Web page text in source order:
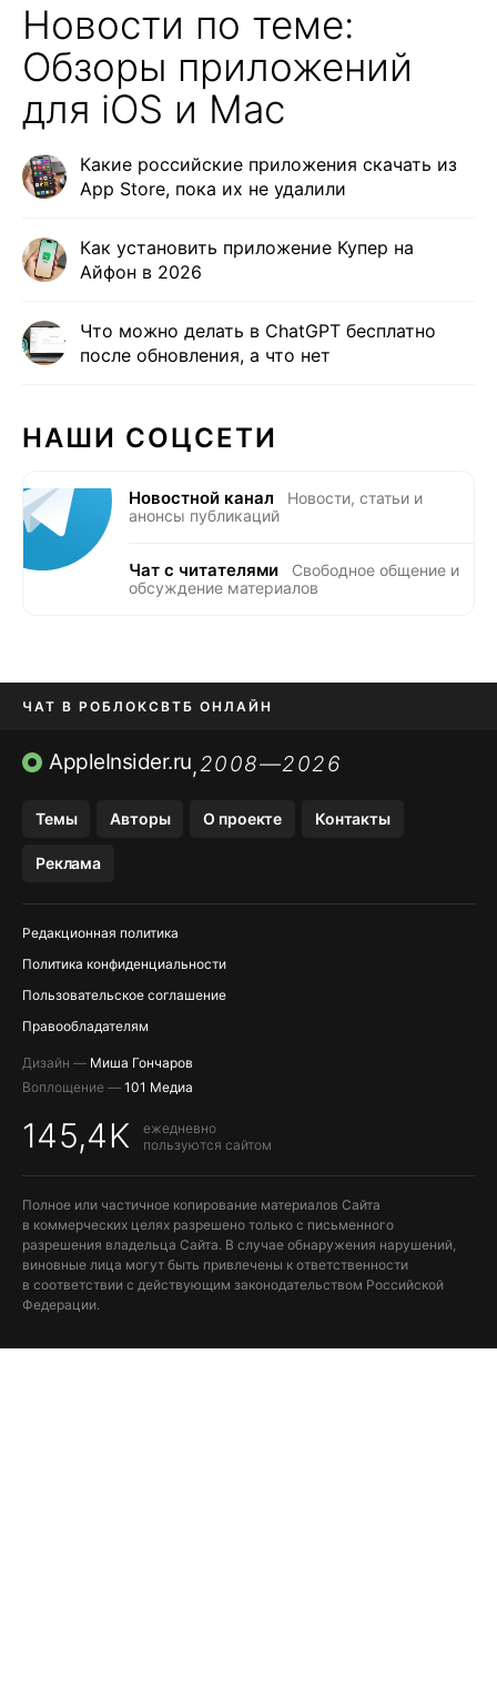
Новости по теме:
Обзоры приложений
для iOS и Mac
Какие российские приложения скачать из
App Store, пока их не удалили
Как установить приложение Купер на
Айфон в 2026
Что можно делать в ChatGPT бесплатно
после обновления, а что нет
НАШИ СОЦСЕТИ
Новостной канал
Новости, статьи и
анонсы публикаций
Чат с читателями
Свободное общение и
обсуждение материалов
ЧАТ В РОБЛОКСВТБ ОНЛАЙН
ПРИЛОЖЕНИЯ APP STORE
AppleInsider.ru,2008—2026
Темы Авторы О проекте Контакты
Реклама
Редакционная политика
Политика конфиденциальности
Пользовательское соглашение
Правообладателям
Дизайн — Миша Гончаров
Воплощение — 101 Медиа
145,4K
ежедневно
пользуются сайтом
Полное или частичное копирование материалов Сайта
в коммерческих целях разрешено только с письменного
разрешения владельца Сайта. В случае обнаружения нарушений,
виновные лица могут быть привлечены к ответственности
в соответствии с действующим законодательством Российской
Федерации.